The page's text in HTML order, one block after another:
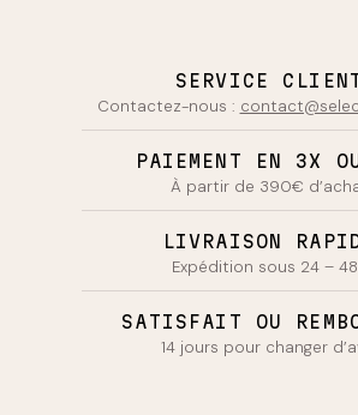
SERVICE
Contactez-nous :
PAIEMENT EN 3X
À partir de 390€
LIVRAISON
Expédition sous 24 –
SATISFAIT OU
14 jours pour changer